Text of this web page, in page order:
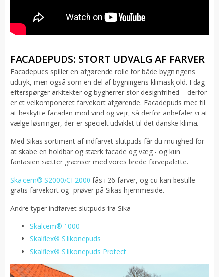
FACADEPUDS: STORT UDVALG AF FARVER
Facadepuds spiller en afgørende rolle for både bygningens
udtryk, men også som en del af bygningens klimaskjold. I dag
efterspørger arkitekter og bygherrer stor designfrihed – derfor
er et velkomponeret farvekort afgørende. Facadepuds med til
at beskytte facaden mod vind og vejr, så derfor anbefaler vi at
vælge løsninger, der er specielt udviklet til det danske klima.
Med Sikas sortiment af indfarvet slutpuds får du mulighed for
at skabe en holdbar og stærk facade og væg - og kun
fantasien sætter grænser med vores brede farvepalette.
Skalcem® S2000/CF2000 fås i 26 farver, og du kan bestille
gratis farvekort og -prøver på Sikas hjemmeside.
Andre typer indfarvet slutpuds fra Sika:
Skalcem® 1000
Skalflex® Silikonepuds
Skalflex® Silikonepuds Protect